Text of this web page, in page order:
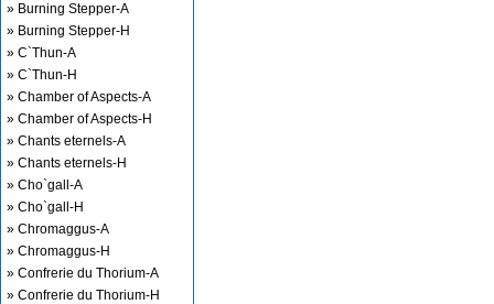
» Burning Stepper-A
» Burning Stepper-H
» C`Thun-A
» C`Thun-H
» Chamber of Aspects-A
» Chamber of Aspects-H
» Chants eternels-A
» Chants eternels-H
» Cho`gall-A
» Cho`gall-H
» Chromaggus-A
» Chromaggus-H
» Confrerie du Thorium-A
» Confrerie du Thorium-H